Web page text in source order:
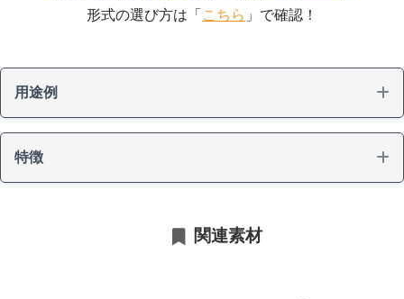
形式の選び方は「 こちら 」で確認！
用途例
特徴
関連素材